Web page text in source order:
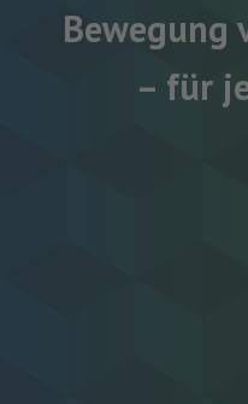
Bewegung
– für